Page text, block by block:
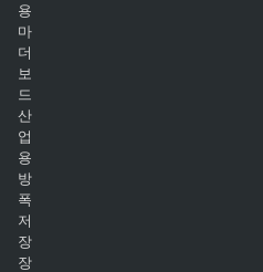
용
마
더
보
드
산
업
용
방
폭
저
장
장